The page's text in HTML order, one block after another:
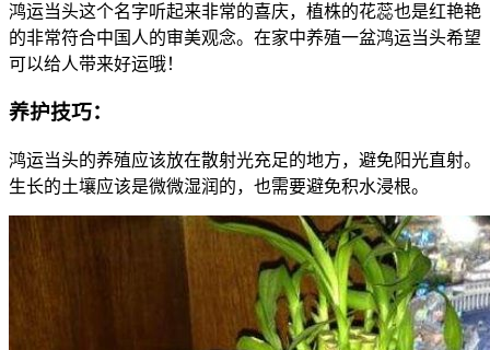
鸿运当头这个名字听起来非常的喜庆，植株的花蕊也是红艳艳
的非常符合中国人的审美观念。在家中养殖一盆鸿运当头希望
可以给人带来好运哦！
养护技巧：
鸿运当头的养殖应该放在散射光充足的地方，避免阳光直射。
生长的土壤应该是微微湿润的，也需要避免积水浸根。